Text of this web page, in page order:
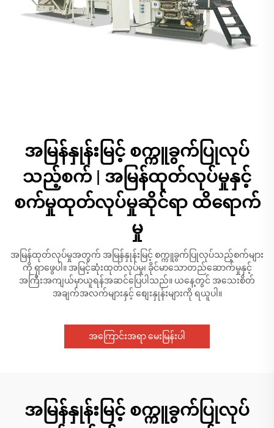
အမြန်နှုန်းမြင့် စက္ကူခွက်ပြုလုပ်
သည့်စက် | အမြန်ထုတ်လုပ်မှုနှင့်
စက်မှုထုတ်လုပ်မှုဆိုင်ရာ ထိရောက်
မှု
အမြန်ထုတ်လုပ်မှုအတွက် အမြန်နှုန်းမြင့် စက္ကူခွက်ပြုလုပ်သည့်စက်များ
ကို ရှာဖွေပါ။ အမြင့်ဆုံးထုတ်လုပ်မှု၊ ခိုင်မာသောတည်ဆောက်မှုနှင့်
အကြီးအကျယ်မှာယူရန်အဆင်ပြေပါသည်။ ယနေ့တွင် အသေးစိတ်
အချက်အလက်များနှင့် စျေးနှုန်းများကို ရယူပါ။
အကြောင်းအရာ မေးမြန်းပါ
အမြန်နှုန်းမြင့် စက္ကူခွက်ပြုလုပ်